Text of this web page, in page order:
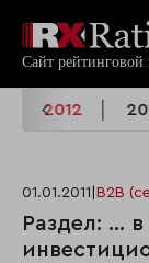
2012
01.01.2011 B2B
Раздел: ...